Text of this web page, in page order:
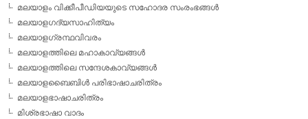
മലയാളം വിക്കീപീഡിയയുടെ സഹോദര സംരംഭങ്ങള്‍
മലയാളഗദ്യസാഹിത്യം
മലയാളഗ്രന്ഥവിവരം
മലയാളത്തിലെ മഹാകാവ്യങ്ങള്‍
മലയാളത്തിലെ സന്ദേശകാവ്യങ്ങള്‍
മലയാളബൈബിള്‍ പരിഭാഷാചരിത്രം
മലയാളഭാഷാചരിത്രം
മിശ്രഭാഷാ വാദം